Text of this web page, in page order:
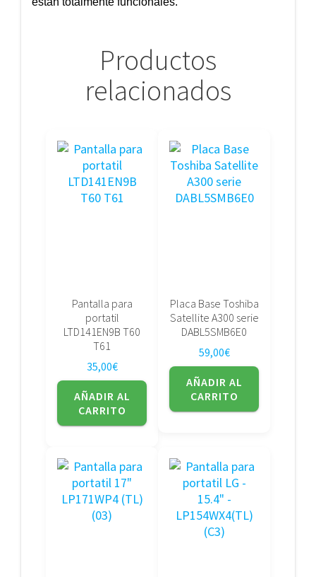
Productos
relacionados
Pantalla para
portatil
LTD141EN9B T60
T61
35,00€
AÑADIR AL
CARRITO
Placa Base Toshiba
Satellite A300 serie
DABL5SMB6E0
59,00€
AÑADIR AL
CARRITO